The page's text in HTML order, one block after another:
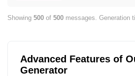
ハローキティ
ハローキティ
ハローキティ
Showing 500 of 500 messages. Generation
Advanced Features of
Generator